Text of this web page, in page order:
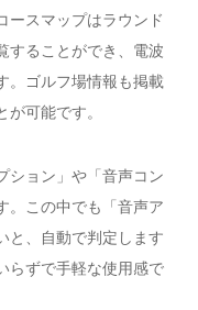
ースマップはラウンド
することができ、電波
。ゴルフ場情報も掲載
可能です。
ション」や「音声コン
。この中でも「音声ア
と、自動で判定します
らずで手軽な使用感で